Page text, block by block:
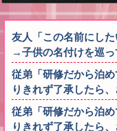
友人「この名前にし
→子供の名付けを巡
従弟「研修だから泊
りきれず了承したら
従弟「研修だから泊
りきれず了承したら